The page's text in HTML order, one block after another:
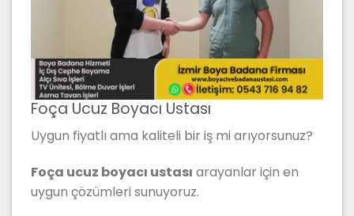
Foça Ucuz Boyacı Ustası
Uygun fiyatlı ama kaliteli bir iş mi arıyorsunuz?
Foça ucuz boyacı ustası arayanlar için en
uygun çözümleri sunuyoruz.